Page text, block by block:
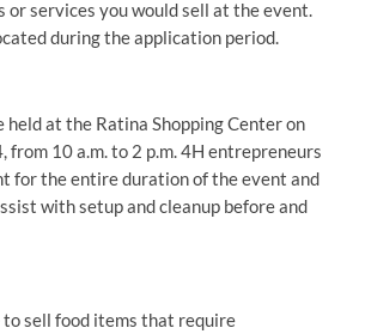
or services you would sell at the event.
during the application period.
held at the Ratina Shopping Center on
from 10 a.m. to 2 p.m. 4H entrepreneurs
for the entire duration of the event and
with setup and cleanup before and
sell food items that require